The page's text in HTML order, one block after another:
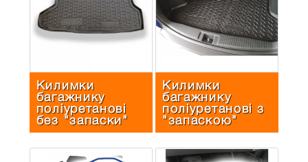
Килимки
багажнику
поліуретанові
без "запаски"
Килимки
багажнику
поліуретанові з
"запаскою"